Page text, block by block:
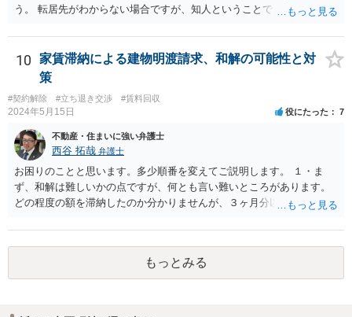
う。 転居先がわからない場合ですが、知人ということで、連絡がつく
で、適切な対応が望めない場合は、債権回収を弁護士に依頼すること
をご検討ください。
10
家賃滞納による建物明渡請求、和解の可能性と対
策
#契約解除 #立ち退き交渉 #賃料回収
2024年5月15日 役にたった 7
不動産・住まいに強い弁護士
西谷 拓哉 弁護士
お困りのことと思います。多少順番を変えてご説明します。 １・ま
ず、和解は難しいかの点ですが、何とも言い難いところがあります。
どの程度の額を滞納したのか分かりませんが、３ヶ月分以上滞納した
れたと評価され、来月払えるからと言って、大家があなたとの賃貸借
契約が解約できることに変わりなくなってしまうからです。 そのよう
な場合、相手が、「もう出て行って欲しい」と考えていれば、引き続
き居住する前提での和解は難しい可能性があります。 ２・弁護士が事
もっとみる